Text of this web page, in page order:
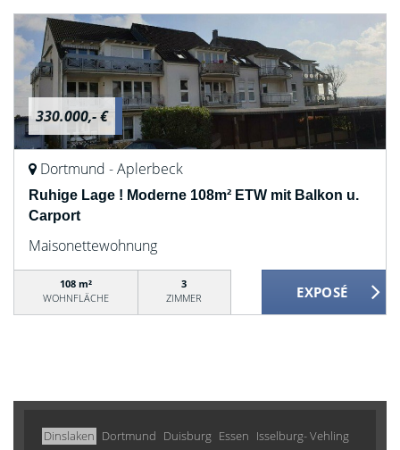
330.000,- €
Dortmund - Aplerbeck
Ruhige Lage ! Moderne 108m² ETW mit Balkon u.
Carport
Maisonettewohnung
108 m²
WOHNFLÄCHE
3
ZIMMER
Dinslaken Dortmund Duisburg Essen Isselburg- Vehling